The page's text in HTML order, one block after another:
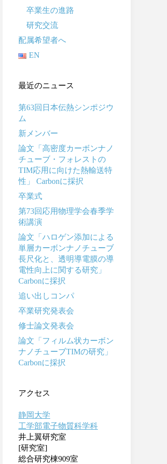
卒業生の進路
研究交流
配属希望者へ
EN
最近のニュース
第63回日本伝熱シンポジウ
ム
新メンバー
論文「高密度カーボンナノ
チューブ・フォレストの
TIM応用に向けた熱輸送特
性」 Carbonに採択
卒業式
第73回応用物理学会春季学
術講演
論文「ハロゲン添加による
単層カーボンナノチューブ
長尺化と、透明導電膜の導
電性向上に関する研究」
Carbonに採択
追い出しコンパ
卒業研究発表会
修士論文発表会
論文「フィルム状カーボン
ナノチューブTIMの研究」
Carbonに採択
アクセス
静岡大学
工学部電子物質科学科
井上翼研究室
[研究室]
総合研究棟909室